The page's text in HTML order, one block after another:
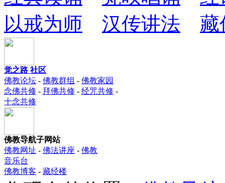
以戒为师
汉传讲法 藏
觉之路 社区
佛教论坛 - 佛教群组 - 佛教家园
念佛共修 - 拜佛共修 - 经咒共修 -
十念共修
佛教导航子网站
佛教网址 - 佛法讲座 - 佛教
音乐台
佛教博客 - 藏经楼